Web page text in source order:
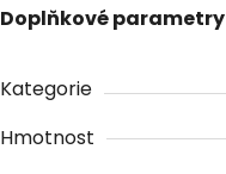
Doplňkové parametry
Kategorie
Hmotnost